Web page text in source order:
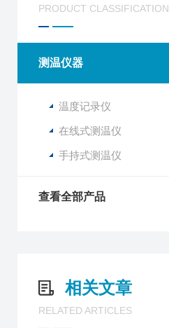
PRODUCT CLASSIFICATION
测温仪器
温度记录仪
在线式测温仪
手持式测温仪
查看全部产品
相关文章
RELATED ARTICLES